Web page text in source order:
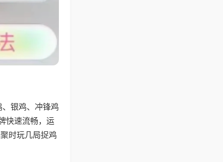
、银鸡、冲锋鸡
快速流畅，运
时玩几局捉鸡